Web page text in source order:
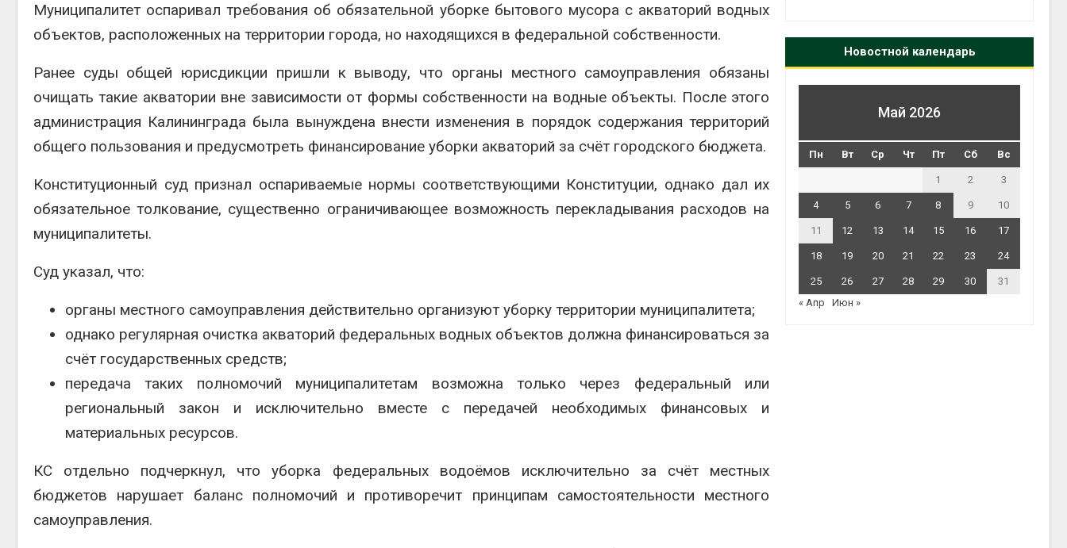
Муниципалитет оспаривал требования об обязательной уборке бытового мусора с акваторий водных
объектов, расположенных на территории города, но находящихся в федеральной собственности.
Ранее суды общей юрисдикции пришли к выводу, что органы местного самоуправления обязаны
очищать такие акватории вне зависимости от формы собственности на водные объекты. После этого
администрация Калининграда была вынуждена внести изменения в порядок содержания территорий
общего пользования и предусмотреть финансирование уборки акваторий за счёт городского бюджета.
Конституционный суд признал оспариваемые нормы соответствующими Конституции, однако дал их
обязательное толкование, существенно ограничивающее возможность перекладывания расходов на
муниципалитеты.
Суд указал, что:
органы местного самоуправления действительно организуют уборку территории муниципалитета;
однако регулярная очистка акваторий федеральных водных объектов должна финансироваться за
счёт государственных средств;
передача таких полномочий муниципалитетам возможна только через федеральный или
региональный закон и исключительно вместе с передачей необходимых финансовых и
материальных ресурсов.
КС отдельно подчеркнул, что уборка федеральных водоёмов исключительно за счёт местных
бюджетов нарушает баланс полномочий и противоречит принципам самостоятельности местного
самоуправления.
Новостной календарь
Май 2026
Пн Вт Ср Чт Пт Сб Вс
1 2 3
4 5 6 7 8 9 10
11 12 13 14 15 16 17
18 19 20 21 22 23 24
25 26 27 28 29 30
31
« Апр
Июн »